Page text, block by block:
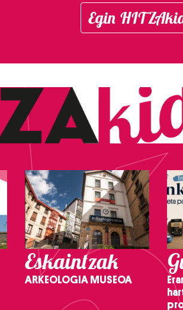
Egin
Eskaintzak
ARKEOLOGIA MUSEOA